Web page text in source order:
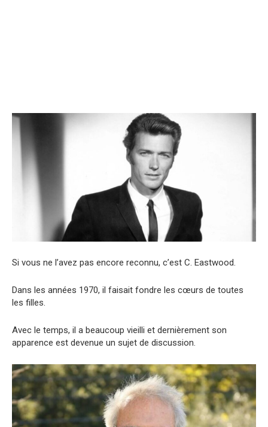
Si vous ne l’avez pas encore reconnu, c’est C. Eastwood.
Dans les années 1970, il faisait fondre les cœurs de toutes
les filles.
Avec le temps, il a beaucoup vieilli et dernièrement son
apparence est devenue un sujet de discussion.